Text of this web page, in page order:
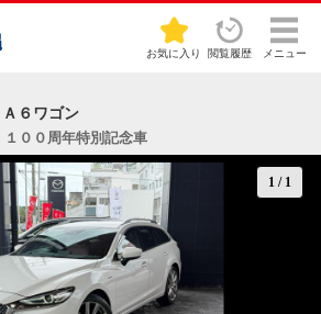
お気に入り 閲覧履歴 メニュー
６ワゴン
００周年特別記念車
1 / 1